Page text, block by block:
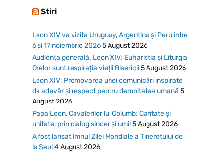
Stiri
Leon XIV va vizita Uruguay, Argentina și Peru între
6 și 17 noiembrie 20265 August 2026
Audiența generală. Leon XIV: Euharistia și Liturgia
Orelor sunt respirația vieții Bisericii5 August 2026
Leon XIV: Promovarea unei comunicări inspirate
de adevăr și respect pentru demnitatea umană 5
August 2026
Papa Leon, Cavalerilor lui Columb: Caritate și
unitate, prin dialog sincer și umil5 August 2026
A fost lansat Imnul Zilei Mondiale a Tineretului de
la Seul4 August 2026